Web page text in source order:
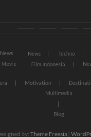
News News Techno
Movie
Film Indonesia
Motivation
Multimedia
Blog
by:Theme Freesia|